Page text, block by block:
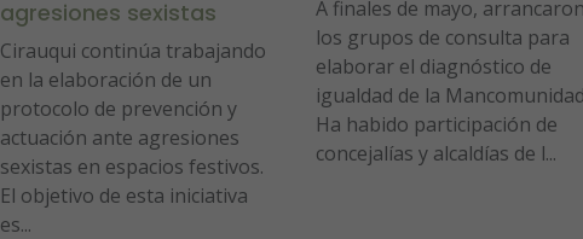
agresiones sexistas
Cirauqui continúa trabajando
en la elaboración de un
protocolo de prevención y
actuación ante agresiones
sexistas en espacios festivos.
El objetivo de esta iniciativa
es...
A finales de mayo,
los grupos de consulta para
elaborar el diagnóstico de
igualdad de la
Ha habido participación de
concejalías y alcaldías de l...